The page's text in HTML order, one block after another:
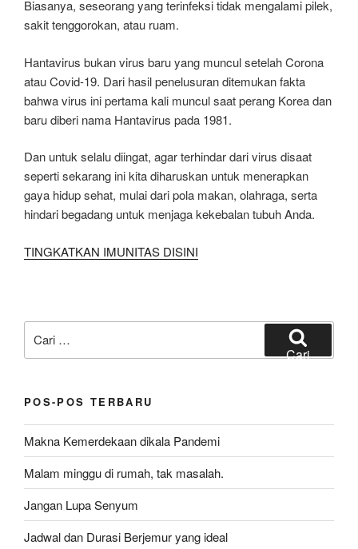
Biasanya, seseorang yang terinfeksi tidak mengalami pilek,
sakit tenggorokan, atau ruam.
Hantavirus bukan virus baru yang muncul setelah Corona
atau Covid-19. Dari hasil penelusuran ditemukan fakta
bahwa virus ini pertama kali muncul saat perang Korea dan
baru diberi nama Hantavirus pada 1981.
Dan untuk selalu diingat, agar terhindar dari virus disaat
seperti sekarang ini kita diharuskan untuk menerapkan
gaya hidup sehat, mulai dari pola makan, olahraga, serta
hindari begadang untuk menjaga kekebalan tubuh Anda.
TINGKATKAN IMUNITAS DISINI
untuk:
Cari
POS-POS TERBARU
Makna Kemerdekaan dikala Pandemi
Malam minggu di rumah, tak masalah.
Jangan Lupa Senyum
Jadwal dan Durasi Berjemur yang ideal